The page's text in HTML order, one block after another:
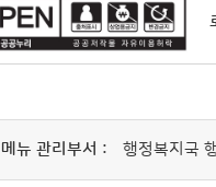
메뉴 관리부서 : 행정복지국